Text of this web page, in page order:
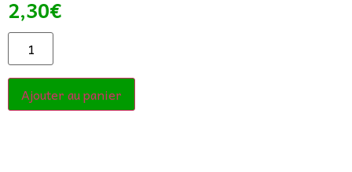
2,30€
Ajouter au panier